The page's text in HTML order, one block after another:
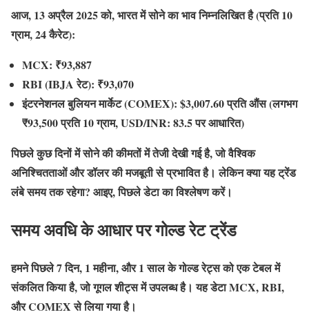
आज, 13 अप्रैल 2025 को, भारत में सोने का भाव निम्नलिखित है (प्रति 10
ग्राम, 24 कैरेट):
MCX: ₹93,887
RBI (IBJA रेट): ₹93,070
इंटरनेशनल बुलियन मार्केट (COMEX): $3,007.60 प्रति औंस (लगभग
₹93,500 प्रति 10 ग्राम, USD/INR: 83.5 पर आधारित)
पिछले कुछ दिनों में सोने की कीमतों में तेजी देखी गई है, जो वैश्विक
अनिश्चितताओं और डॉलर की मजबूती से प्रभावित है। लेकिन क्या यह ट्रेंड
लंबे समय तक रहेगा? आइए, पिछले डेटा का विश्लेषण करें।
समय अवधि के आधार पर गोल्ड रेट ट्रेंड
हमने पिछले 7 दिन, 1 महीना, और 1 साल के गोल्ड रेट्स को एक टेबल में
संकलित किया है, जो गूगल शीट्स में उपलब्ध है। यह डेटा MCX, RBI,
और COMEX से लिया गया है।